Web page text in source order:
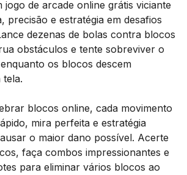
jogo de arcade online grátis viciante
precisão e estratégia em desafios
dezenas de bolas contra blocos
obstáculos e tente sobreviver o
os blocos descem
tela.
blocos online, cada movimento
mira perfeita e estratégia
o maior dano possível. Acerte
faça combos impressionantes e
para eliminar vários blocos ao